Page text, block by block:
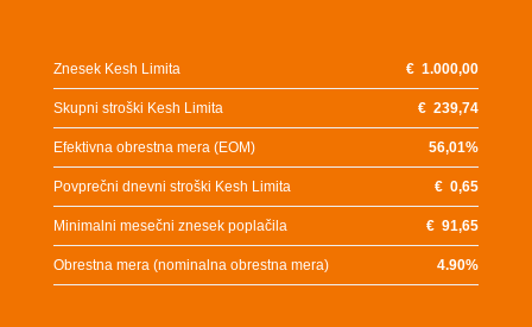
Znesek Kesh Limita €1.000,00
Skupni stroški Kesh Limita €239,74
Efektivna obrestna mera (EOM) 56,01%
Povprečni dnevni stroški Kesh Limita €0,65
Minimalni mesečni znesek poplačila €91,65
Obrestna mera (nominalna obrestna mera) 4.90%